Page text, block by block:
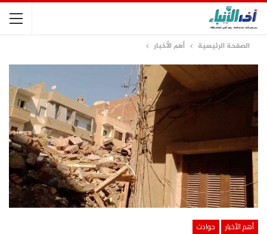
الصفحة الرئيسية أهم الأخبار
أهم الأخبار حوادث